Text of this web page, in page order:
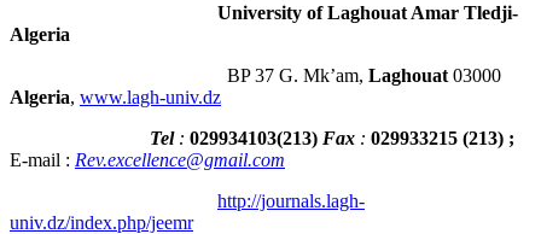
University of Laghouat Amar Tledji-
Algeria
BP 37 G. Mk’am, Laghouat 03000
Algeria, www.lagh-univ.dz
Tel : 029934103(213) Fax : 029933215 (213) ;
E-mail : Rev.excellence@gmail.com
http://journals.lagh-
univ.dz/index.php/jeemr